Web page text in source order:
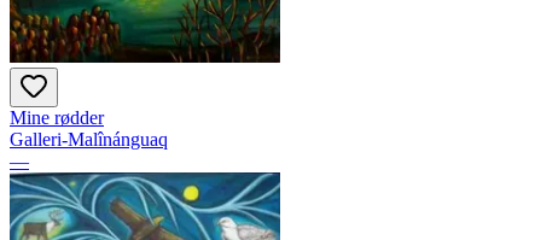
Mine rødder
Galleri-Malînánguaq
—